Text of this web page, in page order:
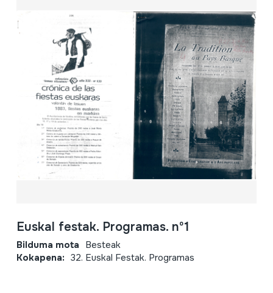
Euskal festak. Programas. nº1
Bilduma mota Besteak
Kokapena: 32. Euskal Festak. Programas